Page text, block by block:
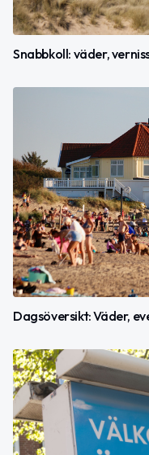
Snabbkoll: väder,
Dagsöversikt: Väder,